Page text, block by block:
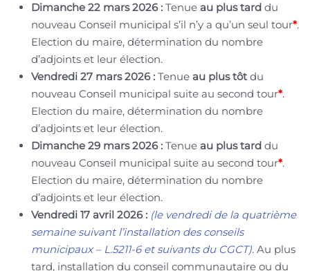
Dimanche 22 mars 2026 : Tenue au plus tard du
nouveau Conseil municipal s’il n’y a qu’un seul tour*.
Election du maire, détermination du nombre
d’adjoints et leur élection.
Vendredi 27 mars 2026 : Tenue au plus tôt du
nouveau Conseil municipal suite au second tour*.
Election du maire, détermination du nombre
d’adjoints et leur élection.
Dimanche 29 mars 2026 : Tenue au plus tard du
nouveau Conseil municipal suite au second tour*.
Election du maire, détermination du nombre
d’adjoints et leur élection.
Vendredi 17 avril 2026 : (le vendredi de la quatrième
semaine suivant l’installation des conseils
municipaux – L.5211-6 et suivants du CGCT). Au plus
tard, installation du conseil communautaire ou du